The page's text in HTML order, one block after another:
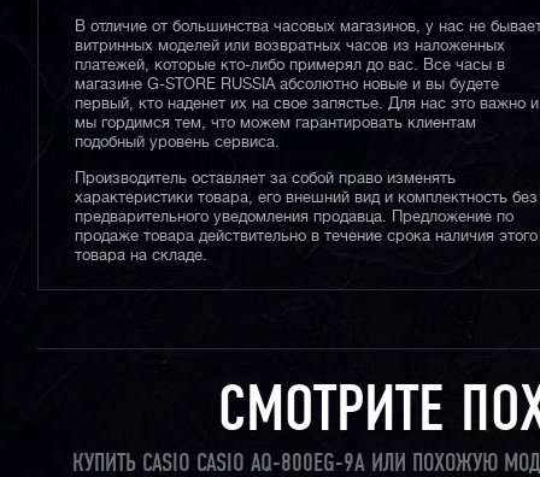
В отличие от большинства часовых магазинов, у нас не
витринных моделей или возвратных часов из наложенных
платежей, которые кто-либо примерял до вас. Все часы в
магазине G-STORE RUSSIA абсолютно новые и вы будете
первый, кто наденет их на свое запястье. Для нас это важно и
мы гордимся тем, что можем гарантировать клиентам
подобный уровень сервиса.
Производитель оставляет за собой право изменять
характеристики товара, его внешний вид и комплектность без
предварительного уведомления продавца. Предложение по
продаже товара действительно в течение срока наличия этого
товара на складе.
СМОТРИТЕ
КУПИТЬ CASIO CASIO AQ-800EG-9A ИЛИ ПОХОЖУЮ